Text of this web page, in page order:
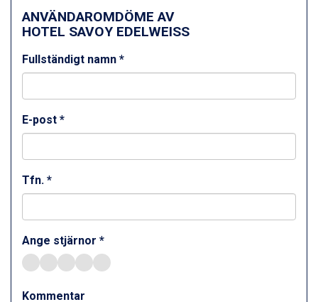
Val Thorens från 8.395 kr.
St. Anton från 11.245 kr.
Zell am See från 6.295 kr.
Canazei från 7.195 kr.
Livigno från 5.595 kr.
Sauze dOulx från 6.145 kr.
Alleghe från 8.545 kr.
Bad Gastein från 6.295 kr.
La Thuile från 7.045 kr.
Cervinia från 8.245 kr.
Saalbach från 9.445 kr.
Passo Tonale från 5.895 kr.
Champoluc från 5.945 kr.
Sestriere från 6.945 kr.
Fieberbrunn från 9.645 kr.
ANVÄNDAROMDÖME AV
HOTEL SAVOY EDELWEISS
Fullständigt namn *
E-post *
Tfn. *
Ange stjärnor *
Kommentar